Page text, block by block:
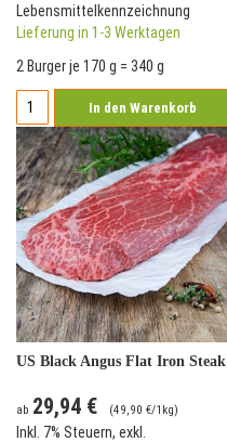
Lebensmittelkennzeichnung
Lieferung in 1-3 Werktagen
2 Burger je 170 g = 340 g
In den Warenkorb
US Black Angus Flat Iron Steak
ab 29,94 € (49,90 €/1kg)
Inkl. 7% Steuern, exkl.